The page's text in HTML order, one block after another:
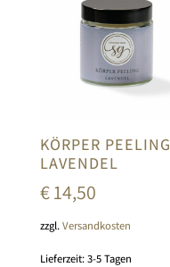
KÖRPER PEELING
LAVENDEL
€14,50
zzgl.Versandkosten
Lieferzeit:3-5 Tagen